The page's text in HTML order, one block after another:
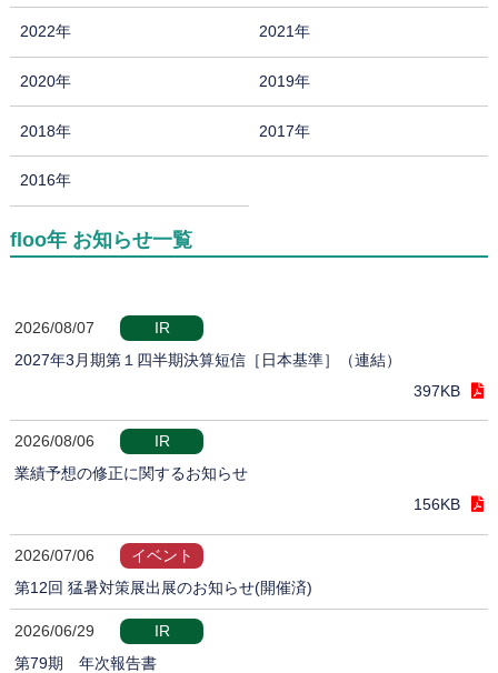
2022年 2021年
2020年 2019年
2018年 2017年
2016年
floo年 お知らせ一覧
2026/08/07
IR
2027年3月期第１四半期決算短信［日本基準］（連結）
397KB
2026/08/06
IR
業績予想の修正に関するお知らせ
156KB
2026/07/06
イベント
第12回 猛暑対策展出展のお知らせ(開催済)
2026/06/29
IR
第79期 年次報告書